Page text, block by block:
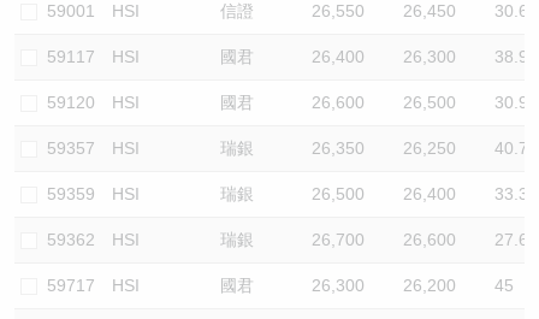
59001 HSI 信證 26,550 26,450 30.6
59117 HSI 國君 26,400 26,300 38.9
59120 HSI 國君 26,600 26,500 30.9
59357 HSI 瑞銀 26,350 26,250 40.7
59359 HSI 瑞銀 26,500 26,400 33.3
59362 HSI 瑞銀 26,700 26,600 27.6
59717 HSI 國君 26,300 26,200 45